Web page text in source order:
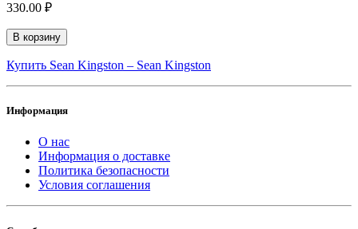
330.00 ₽
В корзину
Купить Sean Kingston ‎– Sean Kingston
Информация
О нас
Информация о доставке
Политика безопасности
Условия соглашения